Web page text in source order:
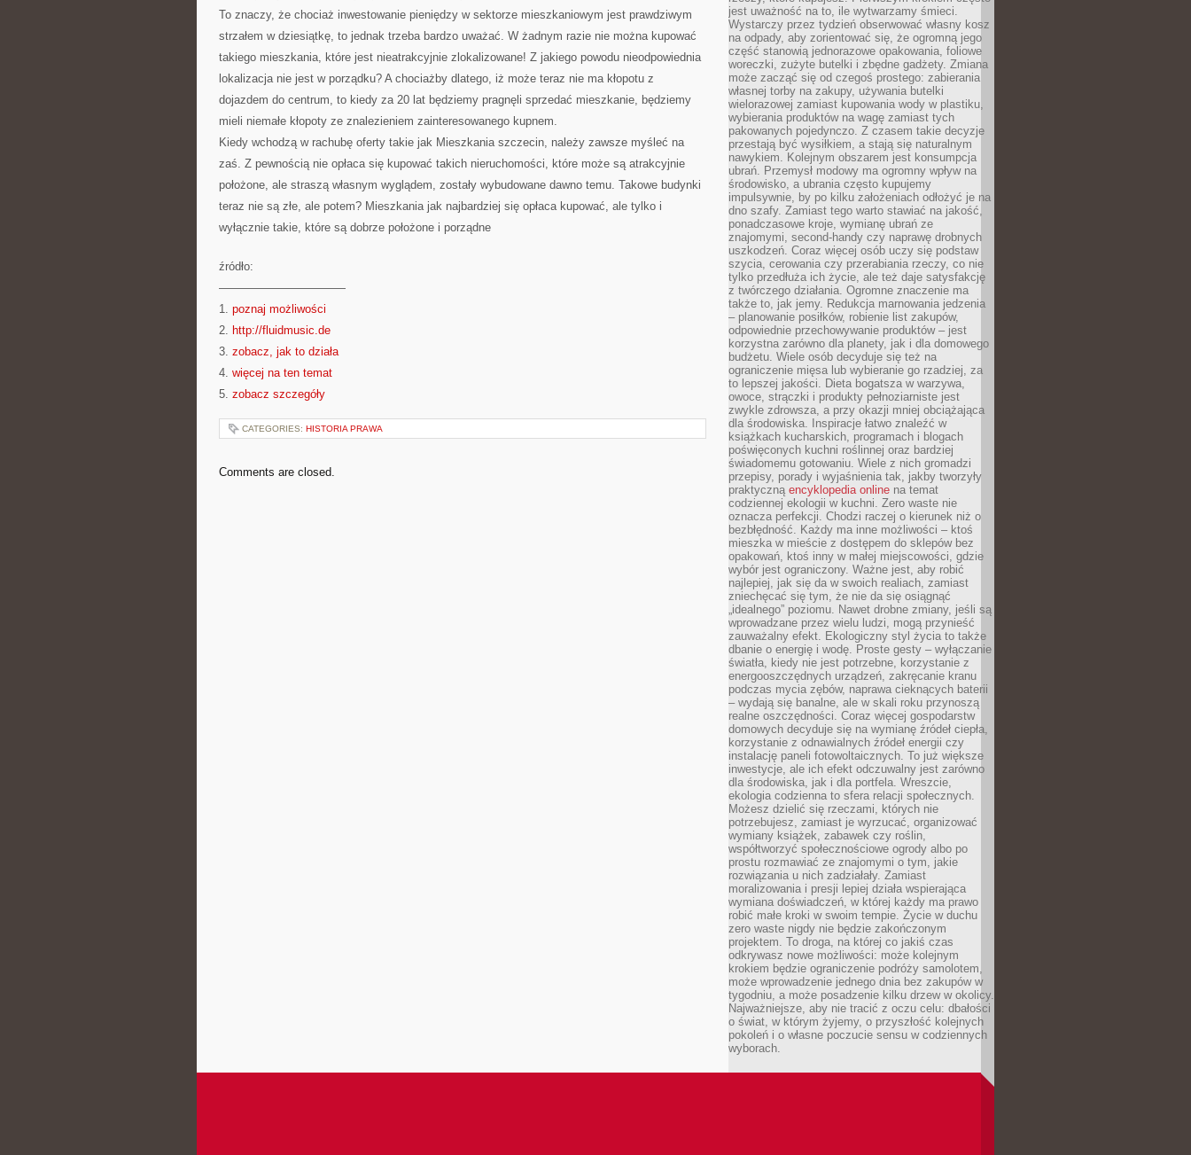
To znaczy, że chociaż inwestowanie pieniędzy w sektorze mieszkaniowym jest prawdziwym
strzałem w dziesiątkę, to jednak trzeba bardzo uważać. W żadnym razie nie można kupować
takiego mieszkania, które jest nieatrakcyjnie zlokalizowane! Z jakiego powodu nieodpowiednia
lokalizacja nie jest w porządku? A chociażby dlatego, iż może teraz nie ma kłopotu z
dojazdem do centrum, to kiedy za 20 lat będziemy pragnęli sprzedać mieszkanie, będziemy
mieli niemałe kłopoty ze znalezieniem zainteresowanego kupnem.
Kiedy wchodzą w rachubę oferty takie jak Mieszkania szczecin, należy zawsze myśleć na
zaś. Z pewnością nie opłaca się kupować takich nieruchomości, które może są atrakcyjnie
położone, ale straszą własnym wyglądem, zostały wybudowane dawno temu. Takowe budynki
teraz nie są złe, ale potem? Mieszkania jak najbardziej się opłaca kupować, ale tylko i
wyłącznie takie, które są dobrze położone i porządne
źródło:
———————————
1. poznaj możliwości
2. http://fluidmusic.de
3. zobacz, jak to działa
4. więcej na ten temat
5. zobacz szczegóły
CATEGORIES: HISTORIA PRAWA
Comments are closed.
jest uważność na to, ile wytwarzamy śmieci.
Wystarczy przez tydzień obserwować własny kosz
na odpady, aby zorientować się, że ogromną jego
część stanowią jednorazowe opakowania, foliowe
woreczki, zużyte butelki i zbędne gadżety. Zmiana
może zacząć się od czegoś prostego: zabierania
własnej torby na zakupy, używania butelki
wielorazowej zamiast kupowania wody w plastiku,
wybierania produktów na wagę zamiast tych
pakowanych pojedynczo. Z czasem takie decyzje
przestają być wysiłkiem, a stają się naturalnym
nawykiem. Kolejnym obszarem jest konsumpcja
ubrań. Przemysł modowy ma ogromny wpływ na
środowisko, a ubrania często kupujemy
impulsywnie, by po kilku założeniach odłożyć je na
dno szafy. Zamiast tego warto stawiać na jakość,
ponadczasowe kroje, wymianę ubrań ze
znajomymi, second-handy czy naprawę drobnych
uszkodzeń. Coraz więcej osób uczy się podstaw
szycia, cerowania czy przerabiania rzeczy, co nie
tylko przedłuża ich życie, ale też daje satysfakcję
z twórczego działania. Ogromne znaczenie ma
także to, jak jemy. Redukcja marnowania jedzenia
– planowanie posiłków, robienie list zakupów,
odpowiednie przechowywanie produktów – jest
korzystna zarówno dla planety, jak i dla domowego
budżetu. Wiele osób decyduje się też na
ograniczenie mięsa lub wybieranie go rzadziej, za
to lepszej jakości. Dieta bogatsza w warzywa,
owoce, strączki i produkty pełnoziarniste jest
zwykle zdrowsza, a przy okazji mniej obciążająca
dla środowiska. Inspiracje łatwo znaleźć w
książkach kucharskich, programach i blogach
poświęconych kuchni roślinnej oraz bardziej
świadomemu gotowaniu. Wiele z nich gromadzi
przepisy, porady i wyjaśnienia tak, jakby tworzyły
praktyczną encyklopedia online na temat
codziennej ekologii w kuchni. Zero waste nie
oznacza perfekcji. Chodzi raczej o kierunek niż o
bezbłędność. Każdy ma inne możliwości – ktoś
mieszka w mieście z dostępem do sklepów bez
opakowań, ktoś inny w małej miejscowości, gdzie
wybór jest ograniczony. Ważne jest, aby robić
najlepiej, jak się da w swoich realiach, zamiast
zniechęcać się tym, że nie da się osiągnąć
„idealnego” poziomu. Nawet drobne zmiany, jeśli są
wprowadzane przez wielu ludzi, mogą przynieść
zauważalny efekt. Ekologiczny styl życia to także
dbanie o energię i wodę. Proste gesty – wyłączanie
światła, kiedy nie jest potrzebne, korzystanie z
energooszczędnych urządzeń, zakręcanie kranu
podczas mycia zębów, naprawa cieknących baterii
– wydają się banalne, ale w skali roku przynoszą
realne oszczędności. Coraz więcej gospodarstw
domowych decyduje się na wymianę źródeł ciepła,
korzystanie z odnawialnych źródeł energii czy
instalację paneli fotowoltaicznych. To już większe
inwestycje, ale ich efekt odczuwalny jest zarówno
dla środowiska, jak i dla portfela. Wreszcie,
ekologia codzienna to sfera relacji społecznych.
Możesz dzielić się rzeczami, których nie
potrzebujesz, zamiast je wyrzucać, organizować
wymiany książek, zabawek czy roślin,
współtworzyć społecznościowe ogrody albo po
prostu rozmawiać ze znajomymi o tym, jakie
rozwiązania u nich zadziałały. Zamiast
moralizowania i presji lepiej działa wspierająca
wymiana doświadczeń, w której każdy ma prawo
robić małe kroki w swoim tempie. Życie w duchu
zero waste nigdy nie będzie zakończonym
projektem. To droga, na której co jakiś czas
odkrywasz nowe możliwości: może kolejnym
krokiem będzie ograniczenie podróży samolotem,
może wprowadzenie jednego dnia bez zakupów w
tygodniu, a może posadzenie kilku drzew w okolicy.
Najważniejsze, aby nie tracić z oczu celu: dbałości
o świat, w którym żyjemy, o przyszłość kolejnych
pokoleń i o własne poczucie sensu w codziennych
wyborach.